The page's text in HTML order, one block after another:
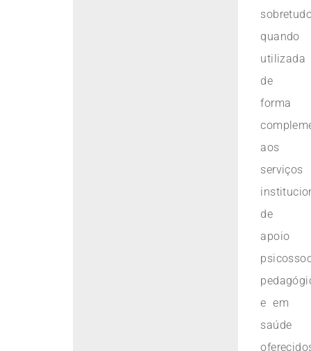
quando
utilizada
de
forma
aos
serviços
de
apoio
e em
saúde